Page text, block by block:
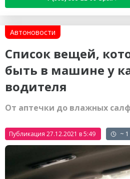
Автоновости
Cписок вещей,
быть в машине у
водителя
От аптечки до влажных
Публикация 27.12.2021 в 5:49 ~